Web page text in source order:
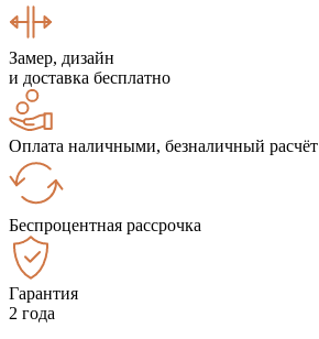
Замер, дизайн
и доставка бесплатно
Оплата наличными, безналичный расчёт
Беспроцентная рассрочка
Гарантия
2 года